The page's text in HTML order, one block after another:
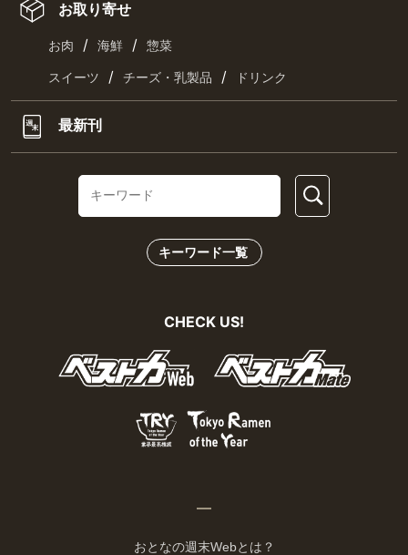
お取り寄せ
お肉 / 海鮮 / 惣菜
スイーツ / チーズ・乳製品 / ドリンク
最新刊
キーワード一覧
CHECK US!
おとなの週末Webとは？